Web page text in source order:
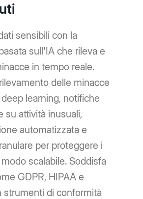
sensibili con la
sull'IA che rileva e
in tempo reale.
delle minacce
learning, notifiche
su attività inusuali,
automatizzata e
per proteggere i
scalabile. Soddisfa
GDPR, HIPAA e
strumenti di conformità